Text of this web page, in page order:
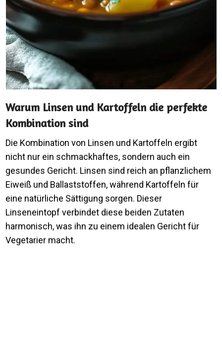
Warum Linsen und Kartoffeln die perfekte
Kombination sind
Die Kombination von Linsen und Kartoffeln ergibt
nicht nur ein schmackhaftes, sondern auch ein
gesundes Gericht. Linsen sind reich an pflanzlichem
Eiweiß und Ballaststoffen, während Kartoffeln für
eine natürliche Sättigung sorgen. Dieser
Linseneintopf verbindet diese beiden Zutaten
harmonisch, was ihn zu einem idealen Gericht für
Vegetarier macht.